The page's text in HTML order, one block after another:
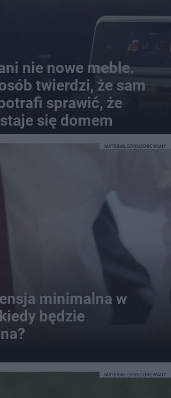
nie nowe meble.
twierdzi, że sam
sprawić, że
się domem
minimalna w
będzie
MATERIAŁ SPONSOROWANY
MATERIAŁ SPONSOROWANY